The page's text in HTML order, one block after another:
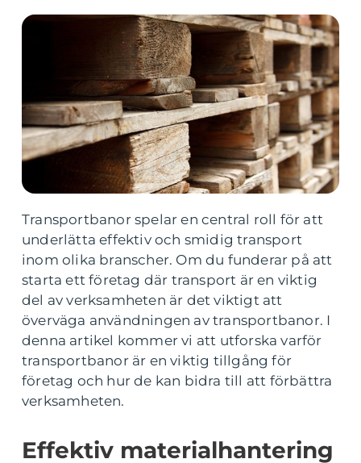
Transportbanor spelar en central roll för att
underlätta effektiv och smidig transport
inom olika branscher. Om du funderar på att
starta ett företag där transport är en viktig
del av verksamheten är det viktigt att
överväga användningen av transportbanor. I
denna artikel kommer vi att utforska varför
transportbanor är en viktig tillgång för
företag och hur de kan bidra till att förbättra
verksamheten.
Effektiv materialhantering